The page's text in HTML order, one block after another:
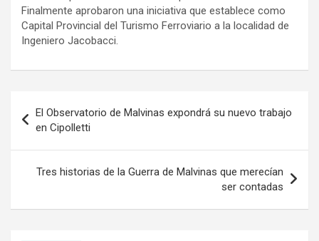
Finalmente aprobaron una iniciativa que establece como
Capital Provincial del Turismo Ferroviario a la localidad de
Ingeniero Jacobacci.
de
entradas
El Observatorio de Malvinas expondrá su nuevo trabajo
en Cipolletti
Tres historias de la Guerra de Malvinas que merecían
ser contadas